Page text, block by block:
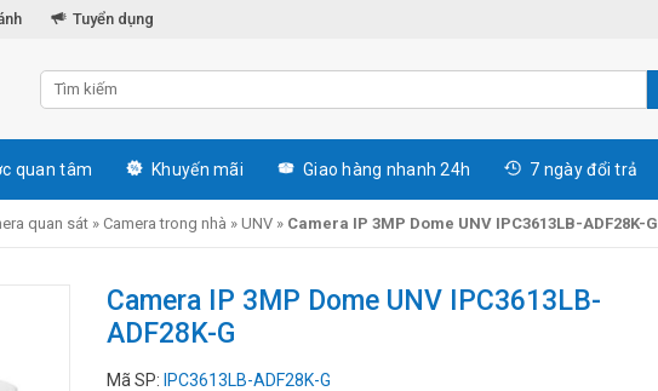
Tuyển dụng
quan tâm Khuyến mãi Giao hàng nhanh 24h 7 ngày đổi trả
quan sát » Camera trong nhà » UNV » Camera IP 3MP Dome UNV IPC3613LB-ADF28K-G
Camera IP 3MP Dome UNV IPC3613LB-
ADF28K-G
Mã SP: IPC3613LB-ADF28K-G